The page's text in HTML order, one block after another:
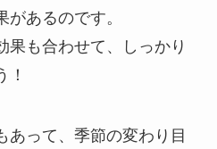
あるのです。
果も合わせて、しっかり
！
あって、季節の変わり目